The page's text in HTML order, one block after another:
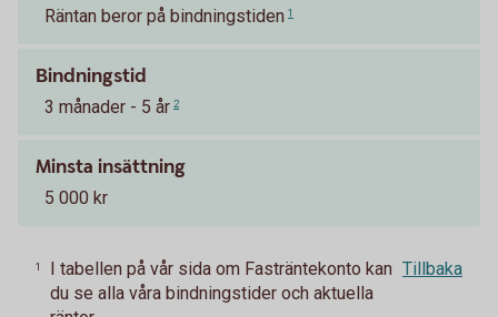
Räntan beror på bindningstiden 1
Bindningstid
3 månader - 5 år 2
Minsta insättning
5 000 kr
1
I tabellen på vår sida om Fasträntekonto kan
du se alla våra bindningstider och aktuella
Tillbaka